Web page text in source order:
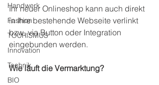
Handwerk
Fashion
TOURISMUS
Innovation
Technik
BIO
Ihr neuer Onlineshop kann auch direkt
in Ihre bestehende Webseite verlinkt
bzw. via Button oder Integration
eingebunden werden.
Wie läuft die Vermarktung?